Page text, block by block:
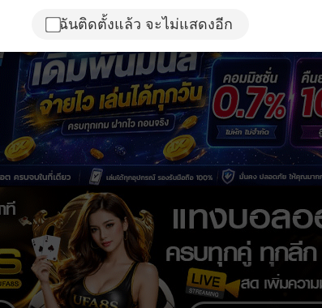
ฉันติดตั้งแล้ว จะไม่แสดงอีก